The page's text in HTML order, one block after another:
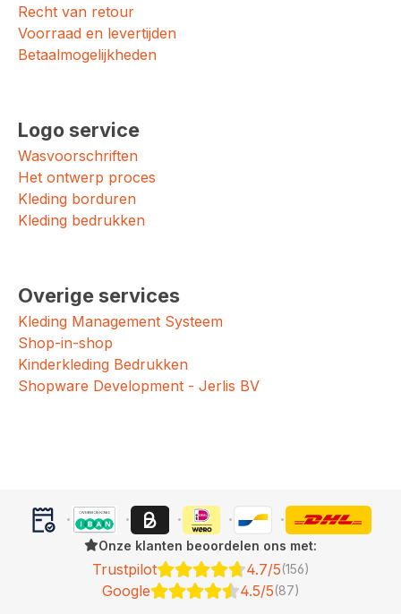
Recht van retour
Voorraad en levertijden
Betaalmogelijkheden
Logo service
Wasvoorschriften
Het ontwerp proces
Kleding borduren
Kleding bedrukken
Overige services
Kleding Management Systeem
Shop-in-shop
Kinderkleding Bedrukken
Shopware Development - Jerlis BV
Onze klanten beoordelen ons met:
Trustpilot 4.7/5(156)
Google 4.5/5(87)